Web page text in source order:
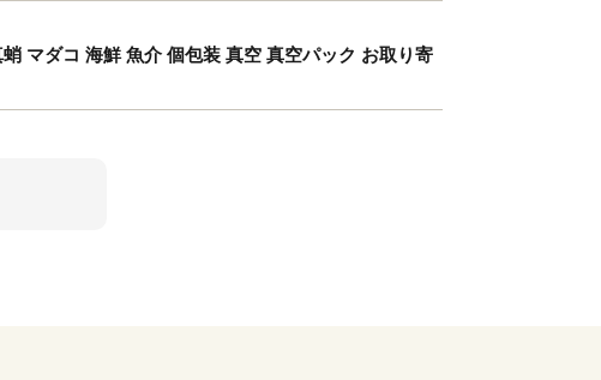
マダコ 海鮮 魚介 個包装 真空 真空パック お取り寄